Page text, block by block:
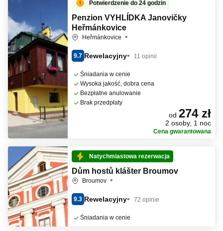
Potwierdzenie do 24 godzin
Penzion VYHLÍDKA Janovičky
Heřmánkovice
Heřmánkovice
9.7 Rewelacyjny 11 opinii
Śniadania w cenie
Wysoka jakość, dobra cena
Bezpłatne anulowanie
Brak przedpłaty
od 274 zł
2 osoby, 1 noc
Cena gwarantowana
Natychmiastowa rezerwacja
Dům hostů klášter Broumov
Broumov
9.3 Rewelacyjny 72 opinie
Śniadania w cenie